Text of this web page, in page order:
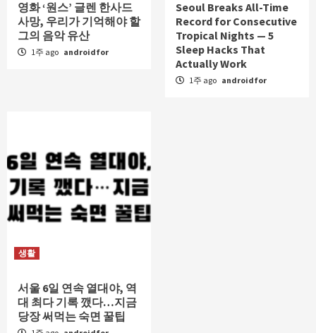
영화 ‘원스’ 글렌 한사드
사망, 우리가 기억해야 할
그의 음악 유산
1주 ago androidfor
Seoul Breaks All-Time
Record for Consecutive
Tropical Nights — 5
Sleep Hacks That
Actually Work
1주 ago androidfor
생활
서울 6일 연속 열대야, 역
대 최다 기록 깼다…지금
당장 써먹는 숙면 꿀팁